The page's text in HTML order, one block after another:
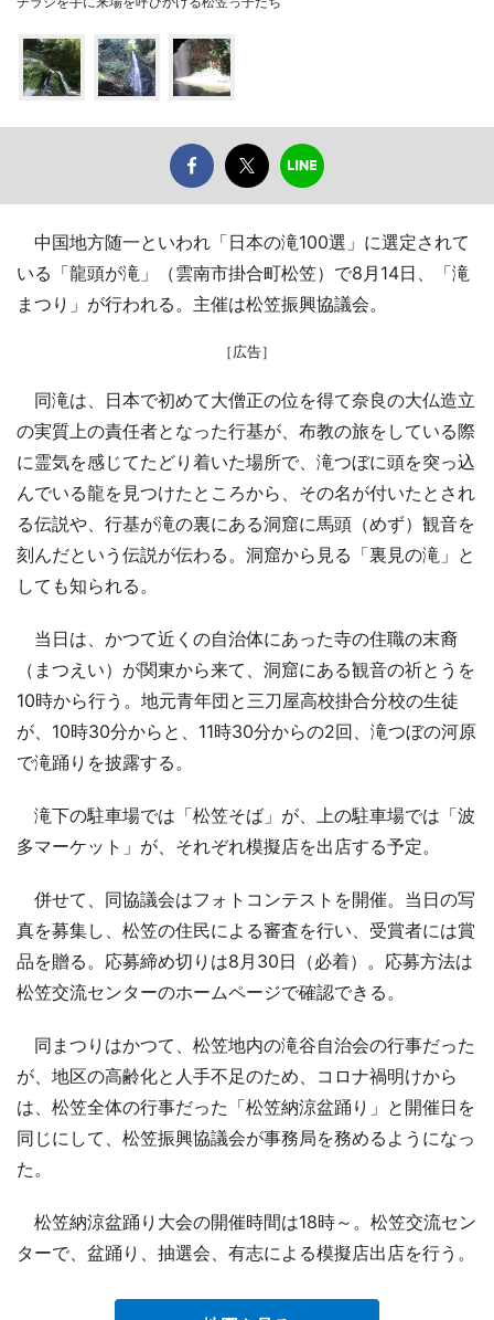
中国地方随一といわれ「日本の滝100選」に選定されて
いる「龍頭が滝」（雲南市掛合町松笠）で8月14日、「滝
まつり」が行われる。主催は松笠振興協議会。
［広告］
同滝は、日本で初めて大僧正の位を得て奈良の大仏造立
の実質上の責任者となった行基が、布教の旅をしている際
に霊気を感じてたどり着いた場所で、滝つぼに頭を突っ込
んでいる龍を見つけたところから、その名が付いたとされ
る伝説や、行基が滝の裏にある洞窟に馬頭（めず）観音を
刻んだという伝説が伝わる。洞窟から見る「裏見の滝」と
しても知られる。
当日は、かつて近くの自治体にあった寺の住職の末裔
（まつえい）が関東から来て、洞窟にある観音の祈とうを
10時から行う。地元青年団と三刀屋高校掛合分校の生徒
が、10時30分からと、11時30分からの2回、滝つぼの河原
で滝踊りを披露する。
滝下の駐車場では「松笠そば」が、上の駐車場では「波
多マーケット」が、それぞれ模擬店を出店する予定。
併せて、同協議会はフォトコンテストを開催。当日の写
真を募集し、松笠の住民による審査を行い、受賞者には賞
品を贈る。応募締め切りは8月30日（必着）。応募方法は
松笠交流センターのホームページで確認できる。
同まつりはかつて、松笠地内の滝谷自治会の行事だった
が、地区の高齢化と人手不足のため、コロナ禍明けから
は、松笠全体の行事だった「松笠納涼盆踊り」と開催日を
同じにして、松笠振興協議会が事務局を務めるようになっ
た。
松笠納涼盆踊り大会の開催時間は18時～。松笠交流セン
ターで、盆踊り、抽選会、有志による模擬店出店を行う。